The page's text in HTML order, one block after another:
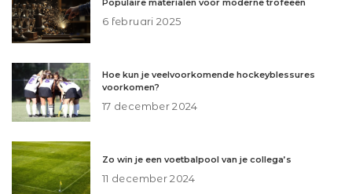
Populaire materialen voor moderne trofeeën
6 februari 2025
Hoe kun je veelvoorkomende hockeyblessures
voorkomen?
17 december 2024
Zo win je een voetbalpool van je collega’s
11 december 2024